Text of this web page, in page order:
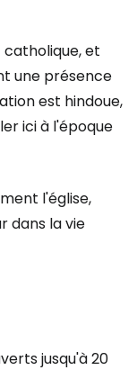
catholique, et
une présence
est hindoue,
ici à l'époque
l'église,
dans la vie
jusqu'à 20